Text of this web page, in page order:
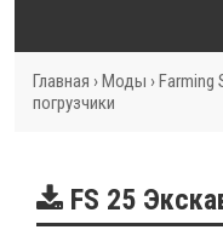
Главная › Моды › Farming
погрузчики
FS 25